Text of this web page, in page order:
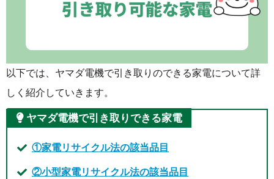
以下では、ヤマダ電機で引き取りのできる家電について詳
しく紹介していきます。
ヤマダ電機で引き取りできる家電
①家電リサイクル法の該当品目
②小型家電リサイクル法の該当品目